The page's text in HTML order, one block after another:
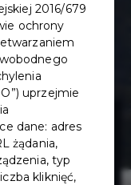
2016/679
ochrony
uprzejmie
dane: adres
żądania,
typ
kliknięć,